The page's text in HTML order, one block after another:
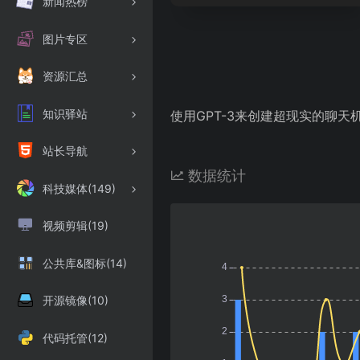
图片专区
资源汇总
知识驿站
站长导航
科技媒体(149)
视频剪辑(19)
公共库&图标(14)
开源镜像(10)
代码托管(12)
使用GPT-3来创建超现实的聊天
数据统计